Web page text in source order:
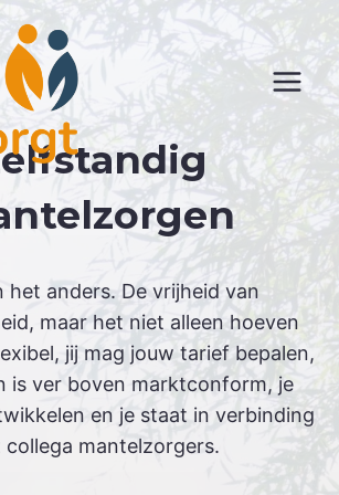
het anders. De vrijheid van
maar het niet alleen hoeven
jij mag jouw tarief bepalen,
is ver boven marktconform, je
en je staat in verbinding
collega mantelzorgers.